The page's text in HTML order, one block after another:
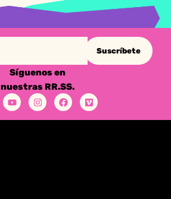
Suscríbete
Síguenos en
nuestras RR.SS.